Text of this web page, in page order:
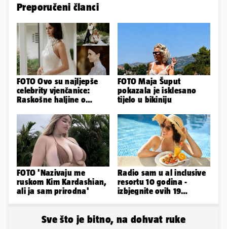
Preporučeni članci
FOTO Ovo su najljepše
celebrity vjenčanice:
Raskošne haljine o
FOTO Maja Šuput
pokazala je isklesano
tijelo u bikiniju
FOTO 'Nazivaju me
ruskom Kim Kardashian,
ali ja sam prirodna'
Radio sam u al inclusive
resortu 10 godina -
izbjegnite ovih 19
Sve što je bitno, na dohvat ruke